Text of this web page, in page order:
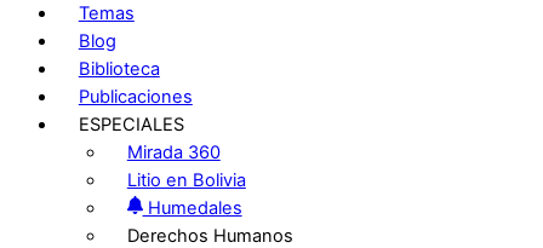
Temas
Blog
Biblioteca
Publicaciones
ESPECIALES
Mirada 360
Litio en Bolivia
Humedales
Derechos Humanos